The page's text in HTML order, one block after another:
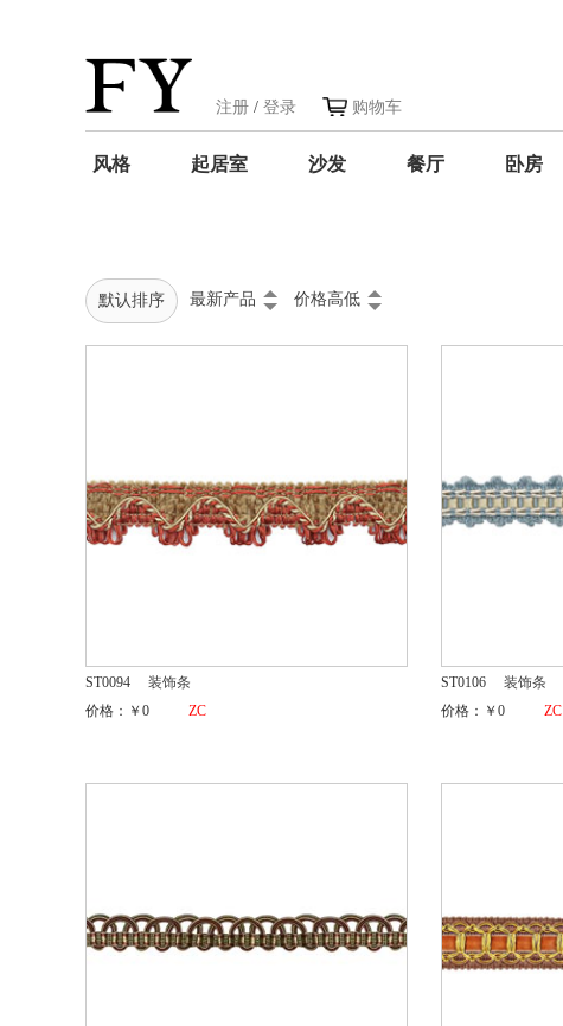
注册 / 登录 购物车
风格 起居室 沙发 餐厅 卧房
默认排序 最新产品 价格高低
ST0094
装饰条
价格：￥0
ZC
ST0106
装饰条
价格：￥0
ZC